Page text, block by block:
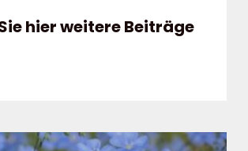
hier weitere Beiträge